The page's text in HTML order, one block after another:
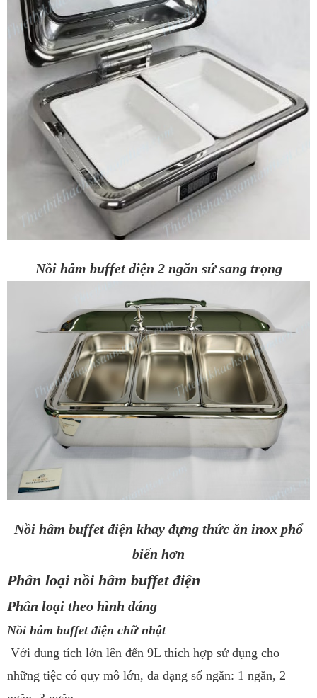
Nồi hâm buffet điện 2 ngăn sứ sang trọng
Nồi hâm buffet điện khay đựng thức ăn inox phổ
biến hơn
Phân loại nồi hâm buffet điện
Phân loại theo hình dáng
Nồi hâm buffet điện chữ nhật
Với dung tích lớn lên đến 9L thích hợp sử dụng cho
những tiệc có quy mô lớn, đa dạng số ngăn: 1 ngăn, 2